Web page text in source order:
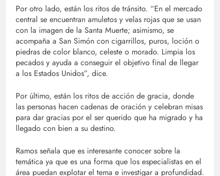
Por otro lado, están los ritos de tránsito. “En el mercado
central se encuentran amuletos y velas rojas que se usan
con la imagen de la Santa Muerte; asimismo, se
acompaña a San Simón con cigarrillos, puros, loción o
piedras de color blanco, celeste o morado. Limpia los
pecados y ayuda a conseguir el objetivo final de llegar
a los Estados Unidos”, dice.
Por último, están los ritos de acción de gracia, donde
las personas hacen cadenas de oración y celebran misas
para dar gracias por el ser querido que ha migrado y ha
llegado con bien a su destino.
Ramos señala que es interesante conocer sobre la
temática ya que es una forma que los especialistas en el
área puedan explotar el tema e investigar a profundidad.